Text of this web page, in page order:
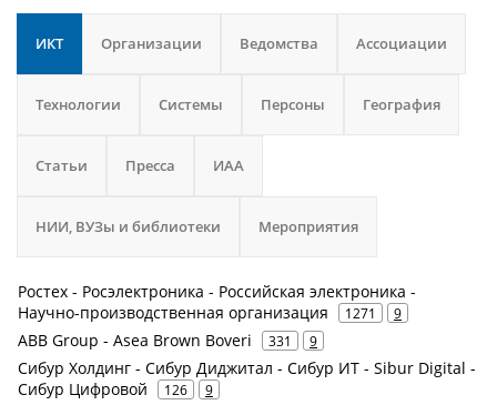
ИКТ Организации Ведомства Ассоциации
Технологии Системы Персоны География
Статьи Пресса ИАА
НИИ, ВУЗы и библиотеки Мероприятия
Ростех - Росэлектроника - Российская электроника -
Научно-производственная организация
1271 9
ABB Group - Asea Brown Boveri 331 9
Сибур Холдинг - Сибур Диджитал - Сибур ИТ - Sibur Digital -
Сибур Цифровой
126 9